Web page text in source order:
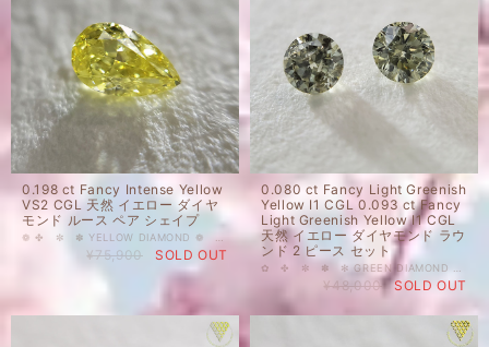
0.198 ct Fancy Intense Yellow
VS2 CGL 天然 イエロー ダイヤ
モンド ルース ペア シェイプ
¥75,900 SOLD OUT
0.080 ct Fancy Light Greenish
Yellow I1 CGL 0.093 ct Fancy
Light Greenish Yellow I1 CGL
天然 イエロー ダイヤモンド ラウ
ンド 2 ピース セット
¥48,000 SOLD OUT